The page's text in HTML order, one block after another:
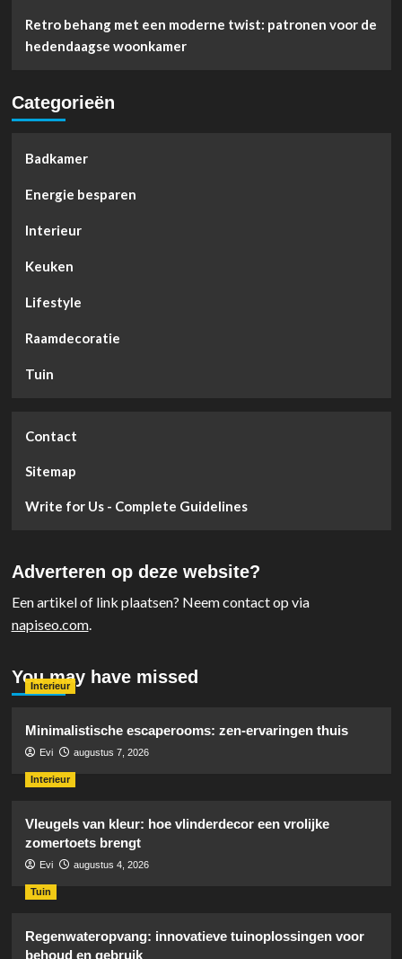
Retro behang met een moderne twist: patronen voor de
hedendaagse woonkamer
Categorieën
Badkamer
Energie besparen
Interieur
Keuken
Lifestyle
Raamdecoratie
Tuin
Contact
Sitemap
Write for Us - Complete Guidelines
Adverteren op deze website?
Een artikel of link plaatsen? Neem contact op via
napiseo.com.
You may have missed
Interieur
Minimalistische escaperooms: zen-ervaringen thuis
Evi augustus 7, 2026
Interieur
Vleugels van kleur: hoe vlinderdecor een vrolijke
zomertoets brengt
Evi augustus 4, 2026
Tuin
Regenwateropvang: innovatieve tuinoplossingen voor
behoud en gebruik